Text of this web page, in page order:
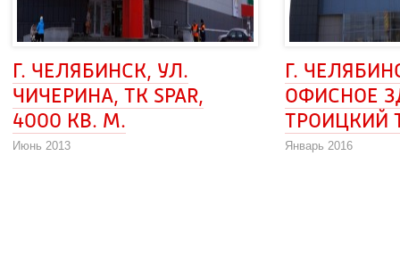
Г. ЧЕЛЯБИНСК, УЛ.
ЧИЧЕРИНА, ТК SPAR,
4000 КВ. М.
Июнь 2013
Г.
ОФИСНОЕ
ТРОИЦКИЙ
Январь 2016